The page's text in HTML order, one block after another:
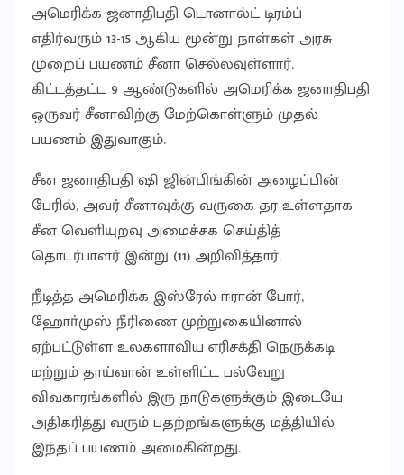
அமெரிக்க ஜனாதிபதி டொனால்ட் டிரம்ப்
எதிர்வரும் 13-15 ஆகிய மூன்று நாள்கள் அரசு
முறைப் பயணம் சீனா செல்லவுள்ளார்.
கிட்டத்தட்ட 9 ஆண்டுகளில் அமெரிக்க ஜனாதிபதி
ஒருவர் சீனாவிற்கு மேற்கொள்ளும் முதல்
பயணம் இதுவாகும்.
சீன ஜனாதிபதி ஷி ஜின்பிங்கின் அழைப்பின்
பேரில், அவர் சீனாவுக்கு வருகை தர உள்ளதாக
சீன வெளியுறவு அமைச்சக செய்தித்
தொடர்பாளர் இன்று (11) அறிவித்தார்.
நீடித்த அமெரிக்க-இஸ்ரேல்-ஈரான் போர்,
ஹோா்முஸ் நீரிணை முற்றுகையினால்
ஏற்பட்டுள்ள உலகளாவிய எரிசக்தி நெருக்கடி
மற்றும் தாய்வான் உள்ளிட்ட பல்வேறு
விவகாரங்களில் இரு நாடுகளுக்கும் இடையே
அதிகரித்து வரும் பதற்றங்களுக்கு மத்தியில்
இந்தப் பயணம் அமைகின்றது.